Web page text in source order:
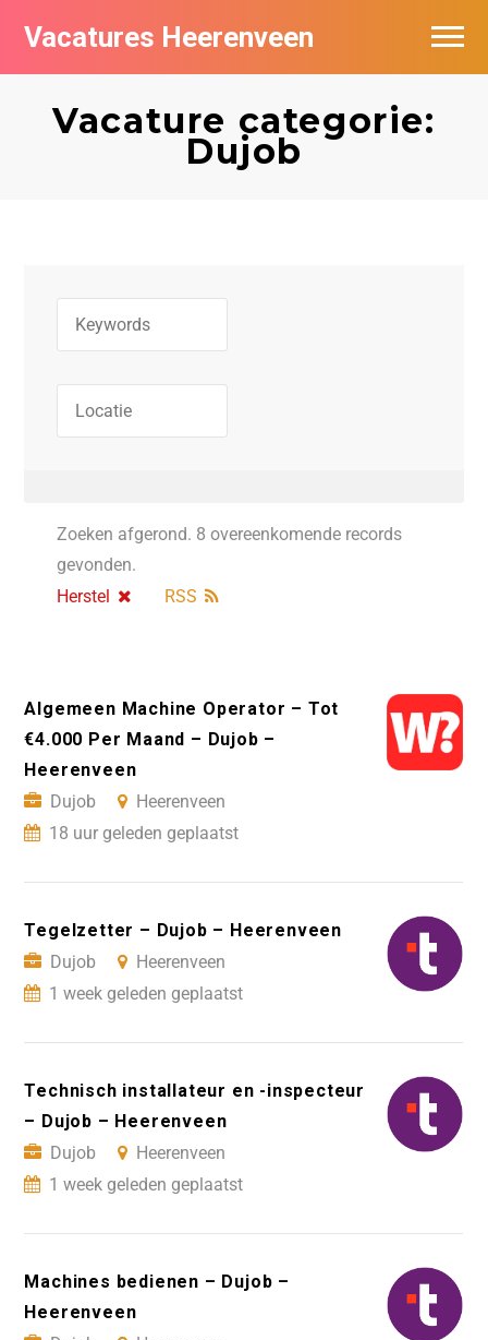
Vacatures Heerenveen
Vacature categorie:
Dujob
Zoeken afgerond. 8 overeenkomende records
gevonden.
Herstel
RSS
Algemeen Machine Operator – Tot
€4.000 Per Maand – Dujob –
Heerenveen
Dujob
Heerenveen
18 uur geleden geplaatst
Tegelzetter – Dujob – Heerenveen
Dujob
Heerenveen
1 week geleden geplaatst
Technisch installateur en -inspecteur
– Dujob – Heerenveen
Dujob
Heerenveen
1 week geleden geplaatst
Machines bedienen – Dujob –
Heerenveen
Vacatures per bedrijf
De populairste vacatures in Heerenveen